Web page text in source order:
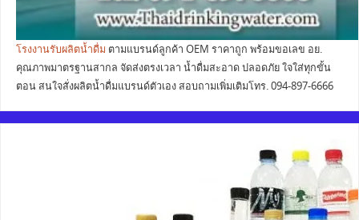
โรงงานรับผลิตน้ำดื่ม ตามแบรนด์ลูกค้า OEM ราคาถูก พร้อมขอเลข อย.
คุณภาพมาตรฐานสากล จัดส่งตรงเวลา น้ำดื่มสะอาด ปลอดภัย ใจใส่ทุกขั้น
ตอน สนใจสั่งผลิตน้ำดื่มแบรนด์ตัวเอง สอบถามเพิ่มเติมโทร. 094-897-6666